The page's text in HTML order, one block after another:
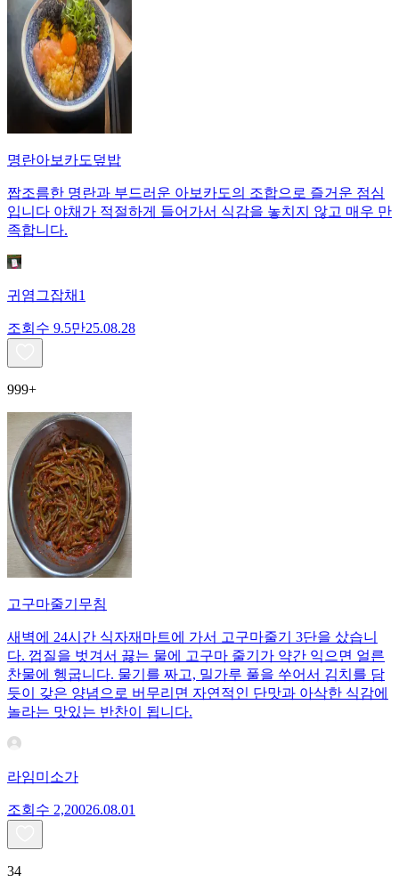
명란아보카도덮밥
짭조름한 명란과 부드러운 아보카도의 조합으로 즐거운 점심
입니다 야채가 적절하게 들어가서 식감을 놓치지 않고 매우 만
족합니다.
귀염그잡채1
조회수 9.5만25.08.28
999+
고구마줄기무침
새벽에 24시간 식자재마트에 가서 고구마줄기 3단을 샀습니
다. 껍질을 벗겨서 끓는 물에 고구마 줄기가 약간 익으면 얼른
찬물에 헹굽니다. 물기를 짜고, 밀가루 풀을 쑤어서 김치를 담
듯이 갖은 양념으로 버무리면 자연적인 단맛과 아삭한 식감에
놀라는 맛있는 반찬이 됩니다.
라임미소가
조회수 2,20026.08.01
34